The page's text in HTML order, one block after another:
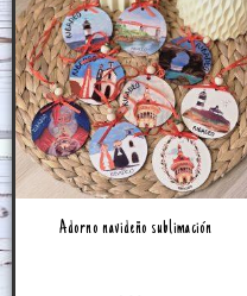
Adorno navideño sublimación